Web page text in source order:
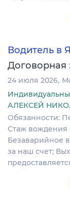
Водитель в
Договорная
24 июля 2026
АЛЕКСЕЙ
Обязанности:
Стаж вождения
Безаварийное
за наш счет;